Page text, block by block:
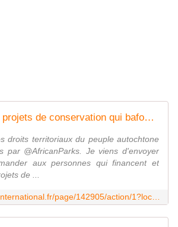
Mettons fin aux projets de conservation qui bafouent les droits humains des Baka.
droits territoriaux du peuple autochtone
par @AfricanParks. Je viens d'envoyer
aux personnes qui financent et
de ...